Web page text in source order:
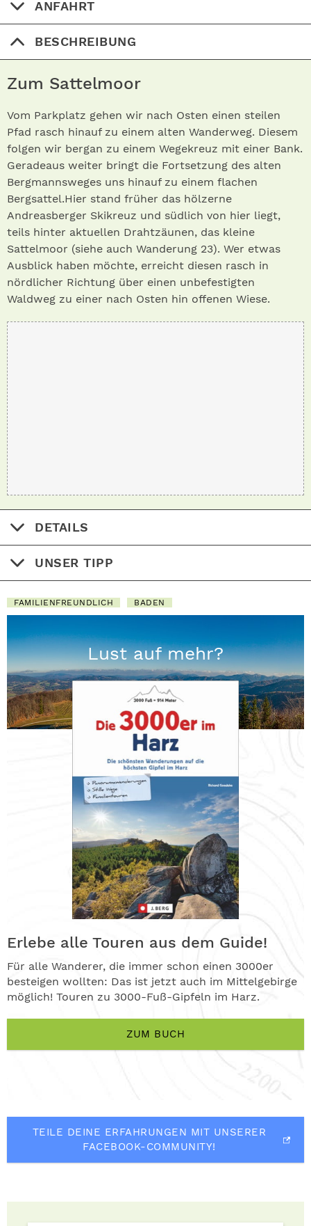
ANFAHRT
BESCHREIBUNG
Zum Sattelmoor
Vom Parkplatz gehen wir nach Osten einen steilen
Pfad rasch hinauf zu einem alten Wanderweg. Diesem
folgen wir bergan zu einem Wegekreuz mit einer Bank.
Geradeaus weiter bringt die Fortsetzung des alten
Bergmannsweges uns hinauf zu einem flachen
Bergsattel.Hier stand früher das hölzerne
Andreasberger Skikreuz und südlich von hier liegt,
teils hinter aktuellen Drahtzäunen, das kleine
Sattelmoor (siehe auch Wanderung 23). Wer etwas
Ausblick haben möchte, erreicht diesen rasch in
nördlicher Richtung über einen unbefestigten
Waldweg zu einer nach Osten hin offenen Wiese.
DETAILS
UNSER TIPP
FAMILIENFREUNDLICH BADEN
Lust auf mehr?
Erlebe alle Touren aus dem Guide!
Für alle Wanderer, die immer schon einen 3000er
besteigen wollten: Das ist jetzt auch im Mittelgebirge
möglich! Touren zu 3000-Fuß-Gipfeln im Harz.
ZUM BUCH
TEILE DEINE ERFAHRUNGEN MIT UNSERER
FACEBOOK-COMMUNITY!